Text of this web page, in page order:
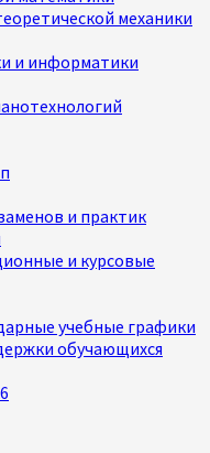
механики
и информатики
и практик
и курсовые
учебные графики
обучающихся